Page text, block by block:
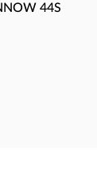
44S